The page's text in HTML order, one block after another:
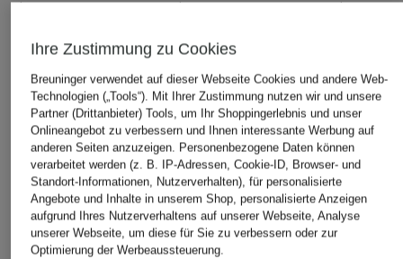
7/8-Hose CAPRI
Ursprünglich:CHF 209
7/8-Hose SABRINA aus
CHF 199
Ursprünglich:CHF 239
3/4-Hose
ÄHNLICHE ARTIKEL ENTDECKEN
Ihre Zustimmung zu Cookies
Breuninger verwendet auf dieser Webseite Cookies und andere Web-
Technologien („Tools“). Mit Ihrer Zustimmung nutzen wir und unsere
Partner (Drittanbieter) Tools, um Ihr Shoppingerlebnis und unser
Onlineangebot zu verbessern und Ihnen interessante Werbung auf
anderen Seiten anzuzeigen. Personenbezogene Daten können
verarbeitet werden (z. B. IP-Adressen, Cookie-ID, Browser- und
Standort-Informationen, Nutzerverhalten), für personalisierte
Angebote und Inhalte in unserem Shop, personalisierte Anzeigen
aufgrund Ihres Nutzerverhaltens auf unserer Webseite, Analyse
unserer Webseite, um diese für Sie zu verbessern oder zur
Optimierung der Werbeaussteuerung.